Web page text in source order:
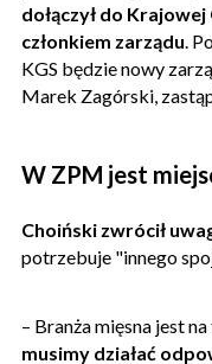
dołączył do
członkiem zarządu .
KGS będzie nowy
Marek Zagórski,
W ZPM jest
Choiński zwrócił
potrzebuje "innego
– Branża mięsna jest
musimy działać